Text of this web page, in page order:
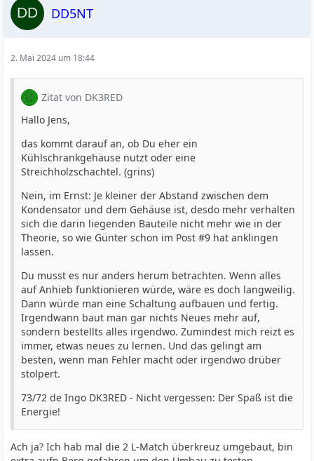
DD5NT
2. Mai 2024 um 18:44
Zitat von DK3RED
Hallo Jens,
das kommt darauf an, ob Du eher ein
Kühlschrankgehäuse nutzt oder eine
Streichholzschachtel. (grins)
Nein, im Ernst: Je kleiner der Abstand zwischen dem
Kondensator und dem Gehäuse ist, desdo mehr verhalten
sich die darin liegenden Bauteile nicht mehr wie in der
Theorie, so wie Günter schon im Post #9 hat anklingen
lassen.
Du musst es nur anders herum betrachten. Wenn alles
auf Anhieb funktionieren würde, wäre es doch langweilig.
Dann würde man eine Schaltung aufbauen und fertig.
Irgendwann baut man gar nichts Neues mehr auf,
sondern bestellts alles irgendwo. Zumindest mich reizt es
immer, etwas neues zu lernen. Und das gelingt am
besten, wenn man Fehler macht oder irgendwo drüber
stolpert.
73/72 de Ingo DK3RED - Nicht vergessen: Der Spaß ist die
Energie!
Ach ja? Ich hab mal die 2 L-Match überkreuz umgebaut, bin